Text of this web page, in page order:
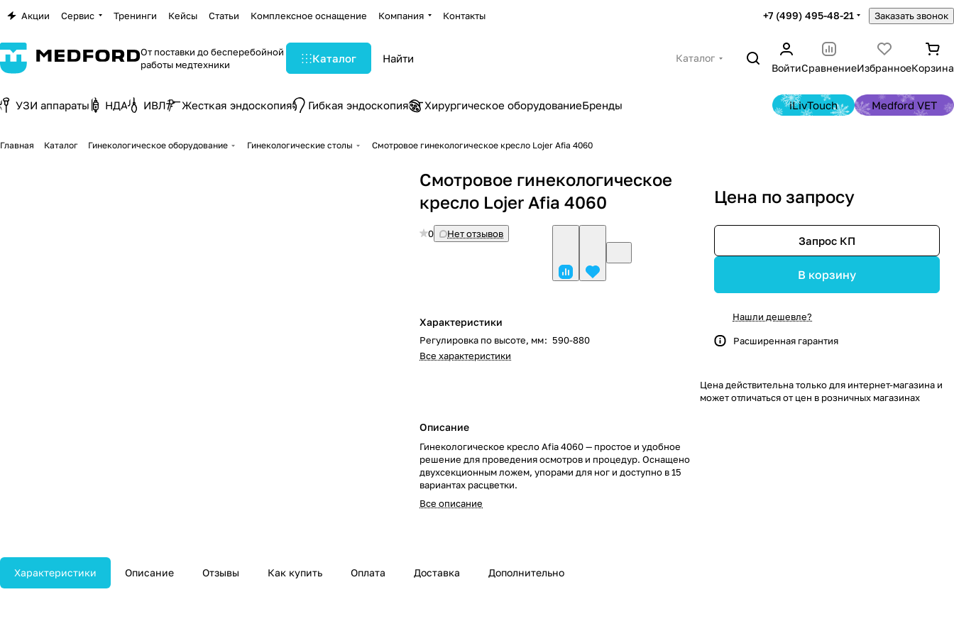
Акции Сервис Тренинги Кейсы Статьи Комплексное оснащение Компания Контакты +7 (499) 495-48-21 Заказать звонок
От поставки до бесперебойной
работы медтехники
Каталог
Каталог
ВойтиСравнениеИзбранноеКорзина
УЗИ аппараты НДА ИВЛ Жесткая эндоскопия Гибкая эндоскопия Хирургическое оборудованиеБренды iLivTouch Medford VET
Главная Каталог Гинекологическое оборудование Гинекологические столы Смотровое гинекологическое кресло Lojer Afia 4060
Смотровое гинекологическое
кресло Lojer Afia 4060
0 Нет отзывов
Характеристики
Регулировка по высоте, мм: 590-880
Все характеристики
Описание
Гинекологическое кресло Afia 4060 — простое и удобное
решение для проведения осмотров и процедур. Оснащено
двухсекционным ложем, упорами для ног и доступно в 15
вариантах расцветки.
Все описание
Цена по запросу
Запрос КП
В корзину
Нашли дешевле?
Расширенная гарантия
Цена действительна только для интернет-магазина и
может отличаться от цен в розничных магазинах
Характеристики Описание Отзывы Как купить Оплата Доставка Дополнительно